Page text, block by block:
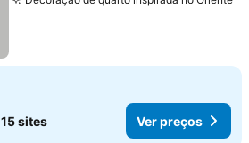
15 sites Ver preços